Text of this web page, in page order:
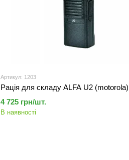
Артикул: 1203
Рація для складу ALFA U2 (motorola)
4 725 грн/шт.
В наявності